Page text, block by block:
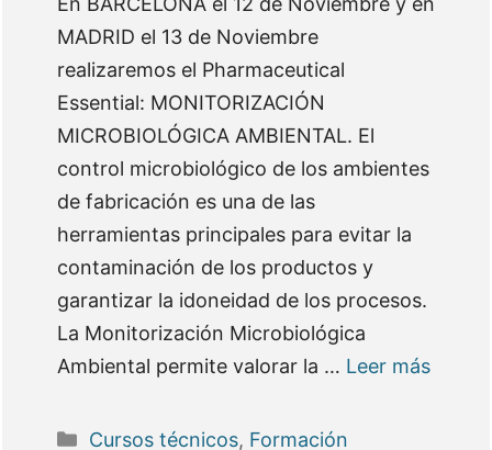
MADRID el 13 de Noviembre
realizaremos el Pharmaceutical
Essential: MONITORIZACIÓN
MICROBIOLÓGICA AMBIENTAL. El
control microbiológico de los ambientes
de fabricación es una de las
herramientas principales para evitar la
contaminación de los productos y
garantizar la idoneidad de los procesos.
La Monitorización Microbiológica
Ambiental permite valorar la … Leer más
Categorías
Cursos técnicos, Formación